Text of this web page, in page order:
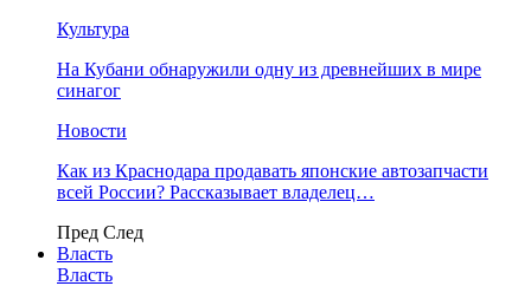
Культура
На Кубани обнаружили одну из древнейших в мире
синагог
Новости
Как из Краснодара продавать японские автозапчасти
всей России? Рассказывает владелец…
Пред След
Власть
Власть